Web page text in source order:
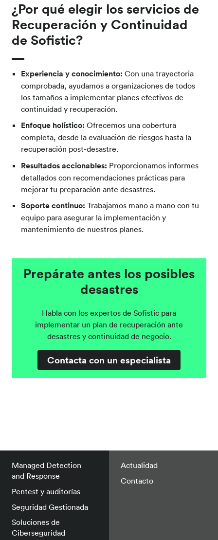
¿Por qué elegir los servicios de
Recuperación y Continuidad
de Sofistic?
Experiencia y conocimiento: Con una trayectoria
comprobada, ayudamos a organizaciones de todos
los tamaños a implementar planes efectivos de
continuidad y recuperación.
Enfoque holístico: Ofrecemos una cobertura
completa, desde la evaluación de riesgos hasta la
recuperación post-desastre.
Resultados accionables: Proporcionamos informes
detallados con recomendaciones prácticas para
mejorar tu preparación ante desastres.
Soporte continuo: Trabajamos mano a mano con tu
equipo para asegurar la implementación y
mantenimiento de nuestros planes.
Prepárate antes los posibles
desastres
Habla con los expertos de Sofistic para
implementar un plan de recuperación ante
desastres y continuidad de negocio.
Contacta con un especialista
Managed Detection
and Response
Pentest y auditorías
Seguridad Gestionada
Soluciones de
Ciberseguridad
Actualidad
Contacto